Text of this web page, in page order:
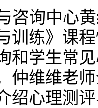
咨询中心
训练》课
和学生常
仲维维老
绍心理测